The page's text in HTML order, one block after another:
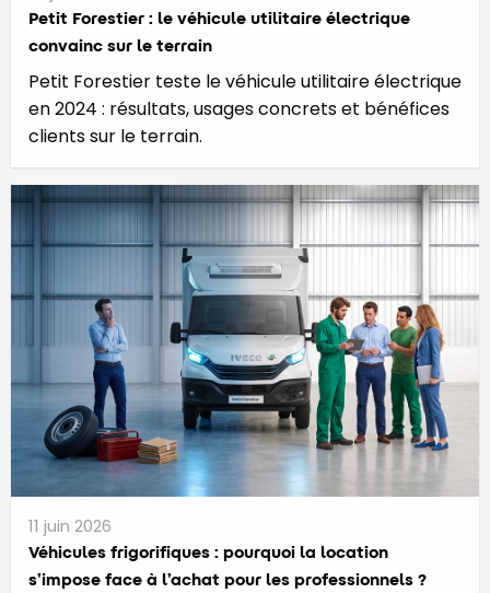
Petit Forestier : le véhicule utilitaire électrique
convainc sur le terrain
Petit Forestier teste le véhicule utilitaire électrique
en 2024 : résultats, usages concrets et bénéfices
clients sur le terrain.
11 juin 2026
​​​​​Véhicules frigorifiques : pourquoi la location
s’impose face à l’achat pour les professionnels ?